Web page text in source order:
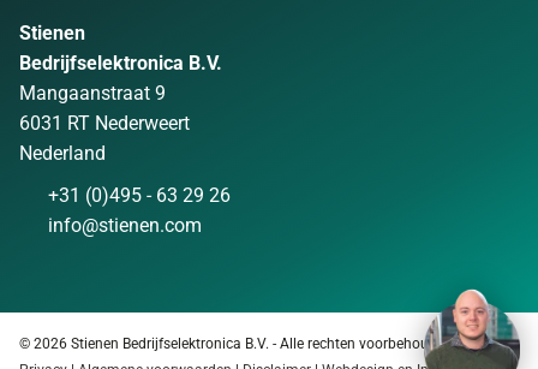
Stienen
Bedrijfselektronica B.V.
Mangaanstraat 9
6031 RT Nederweert
Nederland
+31 (0)495 - 63 29 26
info@stienen.com
© 2026 Stienen Bedrijfselektronica B.V. - Alle rechten voorbehouden